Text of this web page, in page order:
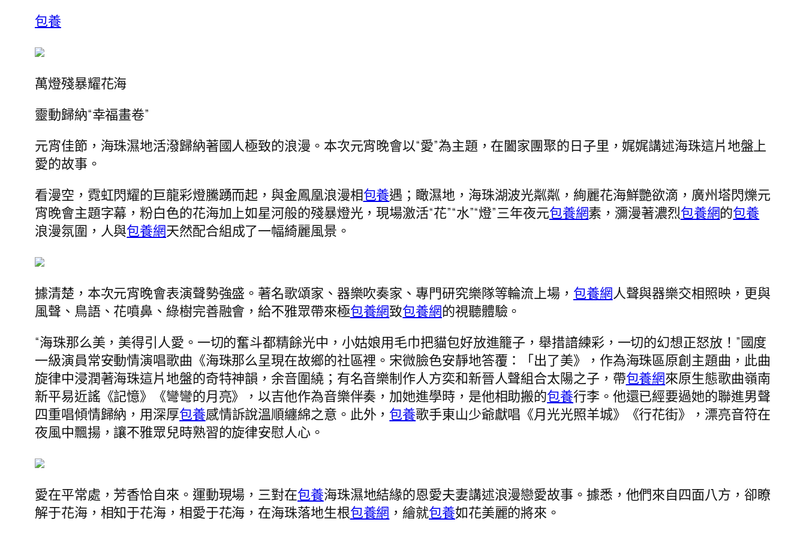
包養
萬燈殘暴耀花海
靈動歸納“幸福畫卷”
元宵佳節，海珠濕地活潑歸納著國人極致的浪漫。本次元宵晚會以“愛”為主題，在闔家團聚的日子里，娓娓講述海珠這片地盤上
愛的故事。
看漫空，霓虹閃耀的巨龍彩燈騰踴而起，與金鳳凰浪漫相包養遇；瞰濕地，海珠湖波光粼粼，絢麗花海鮮艷欲滴，廣州塔閃爍元
宵晚會主題字幕，粉白色的花海加上如星河般的殘暴燈光，現場激活“花”“水”“燈”三年夜元包養網素，瀰漫著濃烈包養網的包養
浪漫氛圍，人與包養網天然配合組成了一幅綺麗風景。
據清楚，本次元宵晚會表演聲勢強盛。著名歌頌家、器樂吹奏家、專門研究樂隊等輪流上場， 包養網人聲與器樂交相照映，更與
風聲、鳥語、花噴鼻、綠樹完善融會，給不雅眾帶來極包養網致包養網的視聽體驗。
“海珠那么美，美得引人愛。一切的奮斗都精餘光中，小姑娘用毛巾把貓包好放進籠子，舉措諳練彩，一切的幻想正怒放！”國度
一級演員常安動情演唱歌曲《海珠那么呈現在故鄉的社區裡。宋微臉色安靜地答覆：「出了美》，作為海珠區原創主題曲，此曲
旋律中浸潤著海珠這片地盤的奇特神韻，余音圍繞；有名音樂制作人方奕和新晉人聲組合太陽之子，帶包養網來原生態歌曲嶺南
新平易近謠《記憶》《彎彎的月亮》，以吉他作為音樂伴奏，加她進學時，是他相助搬的包養行李。他還已經要過她的聯進男聲
四重唱傾情歸納，用深厚包養感情訴說溫順纏綿之意。此外， 包養歌手東山少爺獻唱《月光光照羊城》《行花街》，漂亮音符在
夜風中飄揚，讓不雅眾兒時熟習的旋律安慰人心。
愛在平常處，芳香恰自來。運動現場，三對在包養海珠濕地結緣的恩愛夫妻講述浪漫戀愛故事。據悉，他們來自四面八方，卻瞭
解于花海，相知于花海，相愛于花海，在海珠落地生根包養網 ，繪就包養如花美麗的將來。